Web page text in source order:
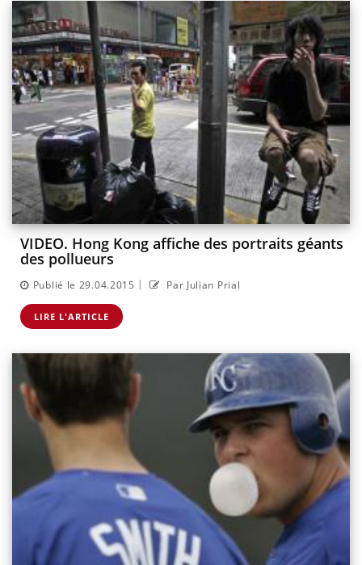
VIDEO. Hong Kong affiche des portraits géants
des pollueurs
Publié le 29.04.2015 | Par Julian Prial
LIRE L'ARTICLE